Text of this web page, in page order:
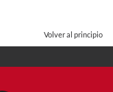
Volver al principio